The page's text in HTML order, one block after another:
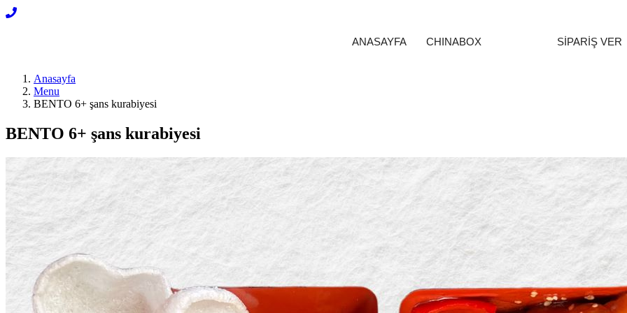
ANASAYFA CHINABOX SİPARİŞ VER
Anasayfa
Menu
BENTO 6+ şans kurabiyesi
BENTO 6+ şans kurabiyesi